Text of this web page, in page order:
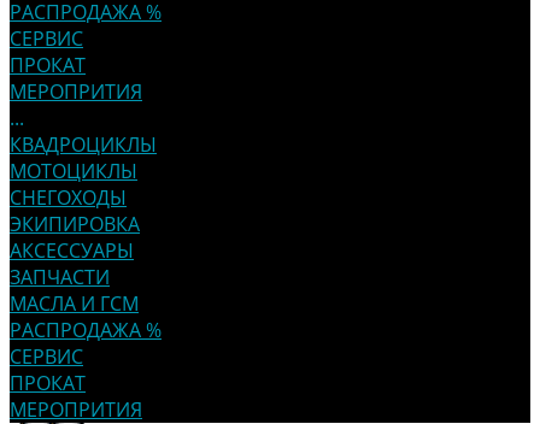
РАСПРОДАЖА %
СЕРВИС
ПРОКАТ
МЕРОПРИТИЯ
...
КВАДРОЦИКЛЫ
МОТОЦИКЛЫ
СНЕГОХОДЫ
ЭКИПИРОВКА
АКСЕССУАРЫ
ЗАПЧАСТИ
МАСЛА И ГСМ
РАСПРОДАЖА %
СЕРВИС
ПРОКАТ
МЕРОПРИТИЯ